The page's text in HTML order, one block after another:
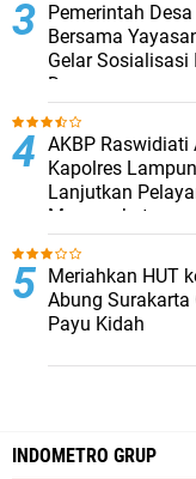
Pemerintah
Bersama
Gelar Sosialisasi
Desa
AKBP
Kapolres
Lanjutkan
Masyarakat
Meriahkan HUT
Abung Surakarta
Payu Kidah
INDOMETRO GRUP